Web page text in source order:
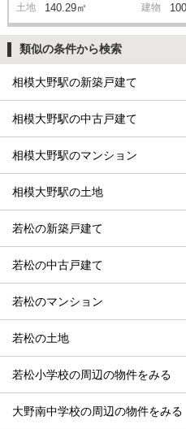
土地 140.29㎡ 建物
類似の条件から検索
相模大野駅の新築戸建て
相模大野駅の中古戸建て
相模大野駅のマンション
相模大野駅の土地
若松の新築戸建て
若松の中古戸建て
若松のマンション
若松の土地
若松小学校の周辺の物件をみる
大野南中学校の周辺の物件をみる